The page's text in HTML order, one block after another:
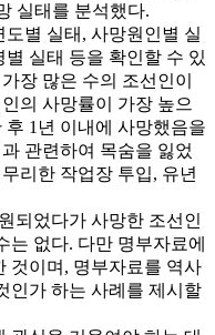
실태를 분석했다.
별 실태, 사망원인별 실
실태 등을 확인할 수 있
장 많은 수의 조선인이
의 사망률이 가장 높으
1년 이내에 사망했음을
관련하여 목숨을 잃었
리한 작업장 투입, 유년
되었다가 사망한 조선인
는 없다. 다만 명부자료에
것이며, 명부자료를 역사
인가 하는 사례를 제시할